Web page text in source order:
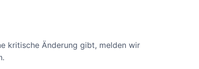
kritische Änderung gibt, melden wir